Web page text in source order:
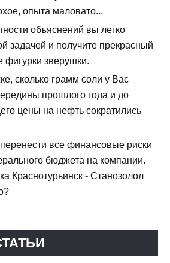
опыта маловато...
объяснений вы легко
задачей и получите прекрасный
фигурки зверушки.
сколько грамм соли у Вас
прошлого года и до
цены на нефть сократились
все финансовые риски
бюджета на компании.
Краснотурьинск - Станозолол